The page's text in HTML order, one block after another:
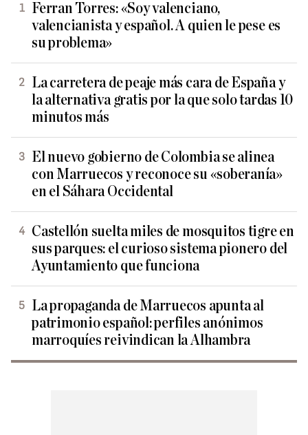
Ferran Torres: «Soy valenciano,
valencianista y español. A quien le pese es
su problema»
La carretera de peaje más cara de España y
la alternativa gratis por la que solo tardas 10
minutos más
El nuevo gobierno de Colombia se alinea
con Marruecos y reconoce su «soberanía»
en el Sáhara Occidental
Castellón suelta miles de mosquitos tigre en
sus parques: el curioso sistema pionero del
Ayuntamiento que funciona
La propaganda de Marruecos apunta al
patrimonio español: perfiles anónimos
marroquíes reivindican la Alhambra